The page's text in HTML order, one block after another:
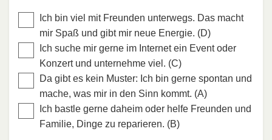
Ich bin viel mit Freunden unterwegs. Das macht
mir Spaß und gibt mir neue Energie. (D)
Ich suche mir gerne im Internet ein Event oder
Konzert und unternehme viel. (C)
Da gibt es kein Muster: Ich bin gerne spontan und
mache, was mir in den Sinn kommt. (A)
Ich bastle gerne daheim oder helfe Freunden und
Familie, Dinge zu reparieren. (B)